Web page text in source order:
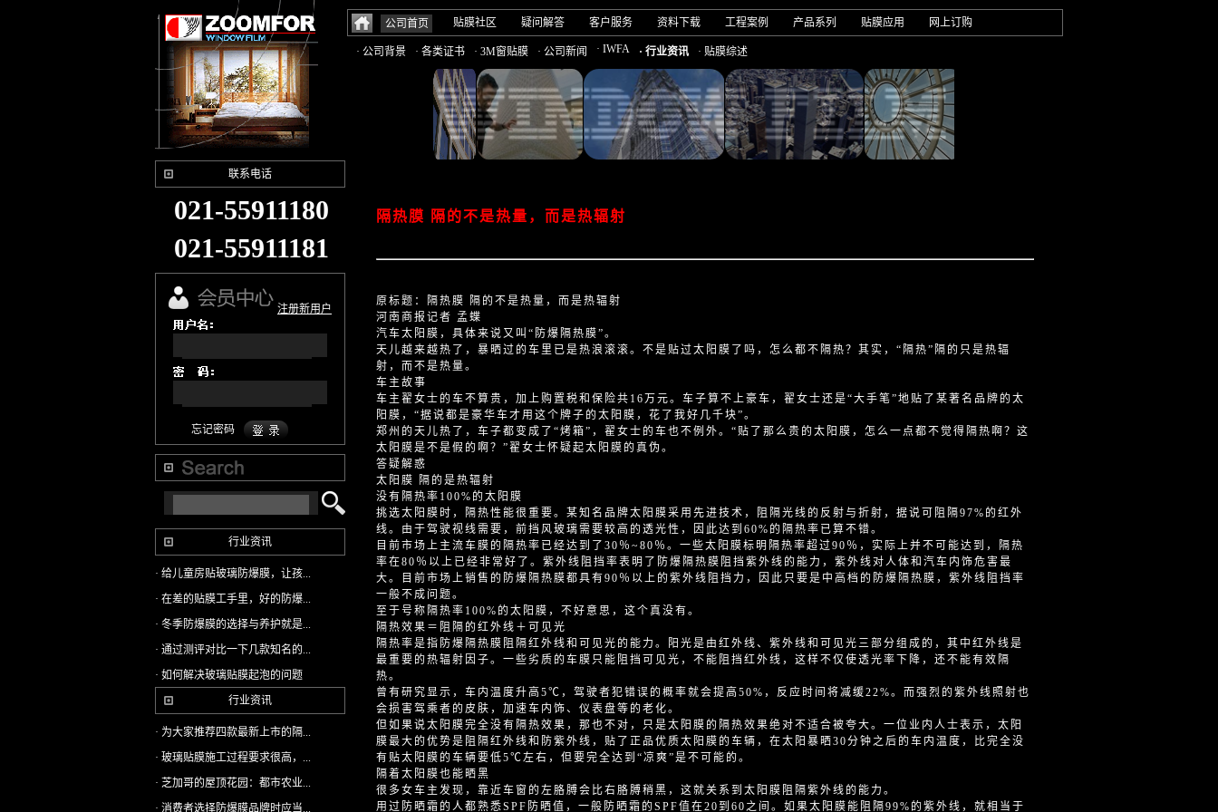
公司首页 贴膜社区 疑问解答 客户服务 资料下载 工程案例 产品系列 贴膜应用 网上订购
· 公司背景 · 各类证书 · 3M窗贴膜 · 公司新闻 · IWFA · 行业资讯 · 贴膜综述
联系电话
021-55911180
021-55911181
注册新用户
忘记密码
行业资讯
· 给儿童房贴玻璃防爆膜，让孩...
· 在差的贴膜工手里，好的防爆...
· 冬季防爆膜的选择与养护就是...
· 通过测评对比一下几款知名的...
· 如何解决玻璃贴膜起泡的问题
行业资讯
· 为大家推荐四款最新上市的隔...
· 玻璃贴膜施工过程要求很高，...
· 芝加哥的屋顶花园：都市农业...
· 消费者选择防爆膜品牌时应当...
隔热膜 隔的不是热量，而是热辐射
原标题：隔热膜 隔的不是热量，而是热辐射
河南商报记者 孟蝶
汽车太阳膜，具体来说又叫“防爆隔热膜”。
天儿越来越热了，暴晒过的车里已是热浪滚滚。不是贴过太阳膜了吗，怎么都不隔热？其实，“隔热”隔的只是热辐
射，而不是热量。
车主故事
车主翟女士的车不算贵，加上购置税和保险共16万元。车子算不上豪车，翟女士还是“大手笔”地贴了某著名品牌的太
阳膜，“据说都是豪华车才用这个牌子的太阳膜，花了我好几千块”。
郑州的天儿热了，车子都变成了“烤箱”，翟女士的车也不例外。“贴了那么贵的太阳膜，怎么一点都不觉得隔热啊？这
太阳膜是不是假的啊？”翟女士怀疑起太阳膜的真伪。
答疑解惑
太阳膜 隔的是热辐射
没有隔热率100%的太阳膜
挑选太阳膜时，隔热性能很重要。某知名品牌太阳膜采用先进技术，阻隔光线的反射与折射，据说可阻隔97%的红外
线。由于驾驶视线需要，前挡风玻璃需要较高的透光性，因此达到60%的隔热率已算不错。
目前市场上主流车膜的隔热率已经达到了30％~80％。一些太阳膜标明隔热率超过90％，实际上并不可能达到，隔热
率在80％以上已经非常好了。紫外线阻挡率表明了防爆隔热膜阻挡紫外线的能力，紫外线对人体和汽车内饰危害最
大。目前市场上销售的防爆隔热膜都具有90％以上的紫外线阻挡力，因此只要是中高档的防爆隔热膜，紫外线阻挡率
一般不成问题。
至于号称隔热率100%的太阳膜，不好意思，这个真没有。
隔热效果＝阻隔的红外线＋可见光
隔热率是指防爆隔热膜阻隔红外线和可见光的能力。阳光是由红外线、紫外线和可见光三部分组成的，其中红外线是
最重要的热辐射因子。一些劣质的车膜只能阻挡可见光，不能阻挡红外线，这样不仅使透光率下降，还不能有效隔
热。
曾有研究显示，车内温度升高5℃，驾驶者犯错误的概率就会提高50%，反应时间将减缓22%。而强烈的紫外线照射也
会损害驾乘者的皮肤，加速车内饰、仪表盘等的老化。
但如果说太阳膜完全没有隔热效果，那也不对，只是太阳膜的隔热效果绝对不适合被夸大。一位业内人士表示，太阳
膜最大的优势是阻隔红外线和防紫外线，贴了正品优质太阳膜的车辆，在太阳暴晒30分钟之后的车内温度，比完全没
有贴太阳膜的车辆要低5℃左右，但要完全达到“凉爽”是不可能的。
隔着太阳膜也能晒黑
很多女车主发现，靠近车窗的左胳膊会比右胳膊稍黑，这就关系到太阳膜阻隔紫外线的能力。
用过防晒霜的人都熟悉SPF防晒值，一般防晒霜的SPF值在20到60之间。如果太阳膜能阻隔99%的紫外线，就相当于